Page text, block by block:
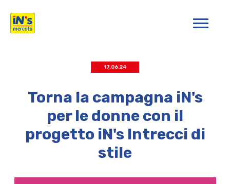
iN's Mercato
17.06.24
Torna la campagna iN's
per le donne con il
progetto iN's Intrecci di
stile